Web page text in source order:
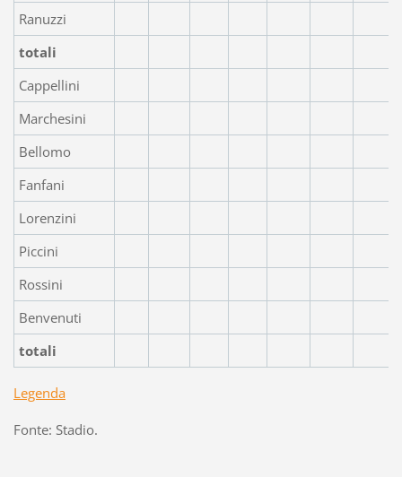
Ranuzzi
totali
Cappellini
Marchesini
Bellomo
Fanfani
Lorenzini
Piccini
Rossini
Benvenuti
totali
Legenda
Fonte: Stadio.